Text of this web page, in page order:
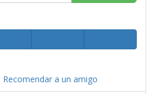
Recomendar a un amigo